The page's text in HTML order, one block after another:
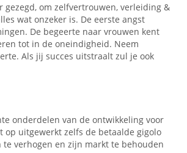
gezegd, om zelfvertrouwen, verleiding &
wat onzeker is. De eerste angst
De begeerte naar vrouwen kent
tot in de oneindigheid. Neem
Als jij succes uitstraalt zul je ook
onderdelen van de ontwikkeling voor
op uitgewerkt zelfs de betaalde gigolo
verhogen en zijn markt te behouden